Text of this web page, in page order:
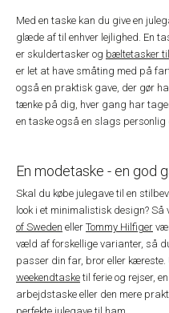
Med en taske kan du give en
glæde af til enhver lejlighed. En
er skuldertasker og bæltetasker
er let at have småting med på
også en praktisk gave, der gør
tænke på dig, hver gang har
en taske også en slags personlig
En modetaske - en god
Skal du købe julegave til en
look i et minimalistisk design?
of Sweden eller Tommy Hilfiger
væld af forskellige varianter, så
passer din far, bror eller
weekendtasketil ferie og rejser,
arbejdstaske eller den mere